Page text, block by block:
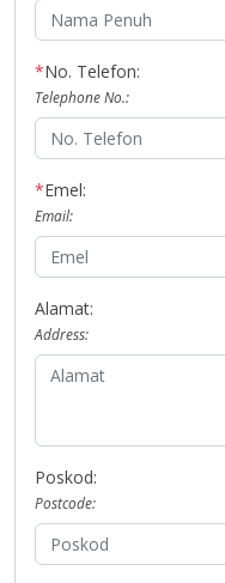
*No. Telefon:
Telephone No.:
*Emel:
Email:
Alamat:
Address:
Poskod:
Postcode: